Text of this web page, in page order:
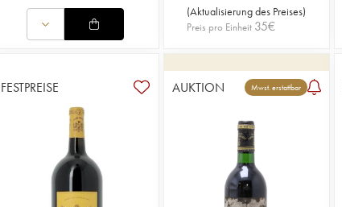
(Aktualisierung des Preises)
Preis pro Einheit 35€
FESTPREISE AUKTION Mwst. erstattbar